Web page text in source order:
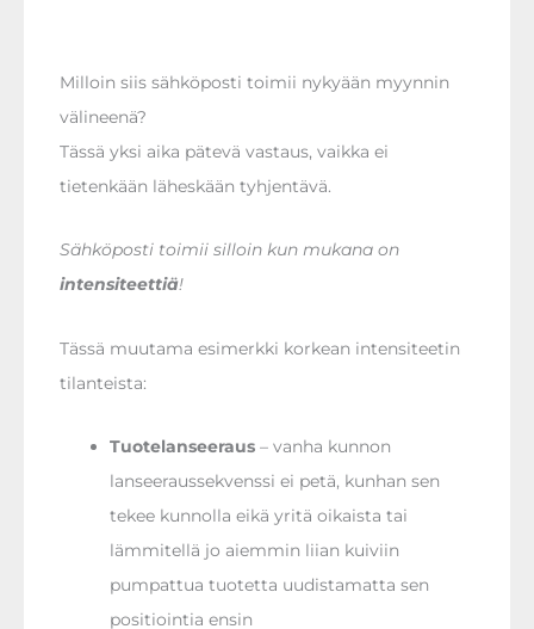
Milloin siis sähköposti toimii nykyään myynnin
välineenä?
Tässä yksi aika pätevä vastaus, vaikka ei
tietenkään läheskään tyhjentävä.
Sähköposti toimii silloin kun mukana on
intensiteettiä!
Tässä muutama esimerkki korkean intensiteetin
tilanteista:
Tuotelanseeraus – vanha kunnon
lanseeraussekvenssi ei petä, kunhan sen
tekee kunnolla eikä yritä oikaista tai
lämmitellä jo aiemmin liian kuiviin
pumpattua tuotetta uudistamatta sen
positiointia ensin